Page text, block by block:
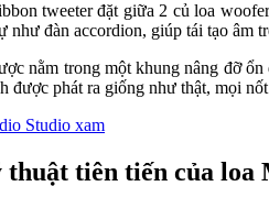
tweeter đặt giữa 2 củ loa
như đàn accordion, giúp tái tạo âm
nằm trong một khung nâng đỡ
được phát ra giống như thật, mọi
tiên tiến của loa